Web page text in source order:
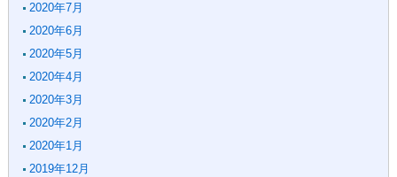
2020年7月
2020年6月
2020年5月
2020年4月
2020年3月
2020年2月
2020年1月
2019年12月